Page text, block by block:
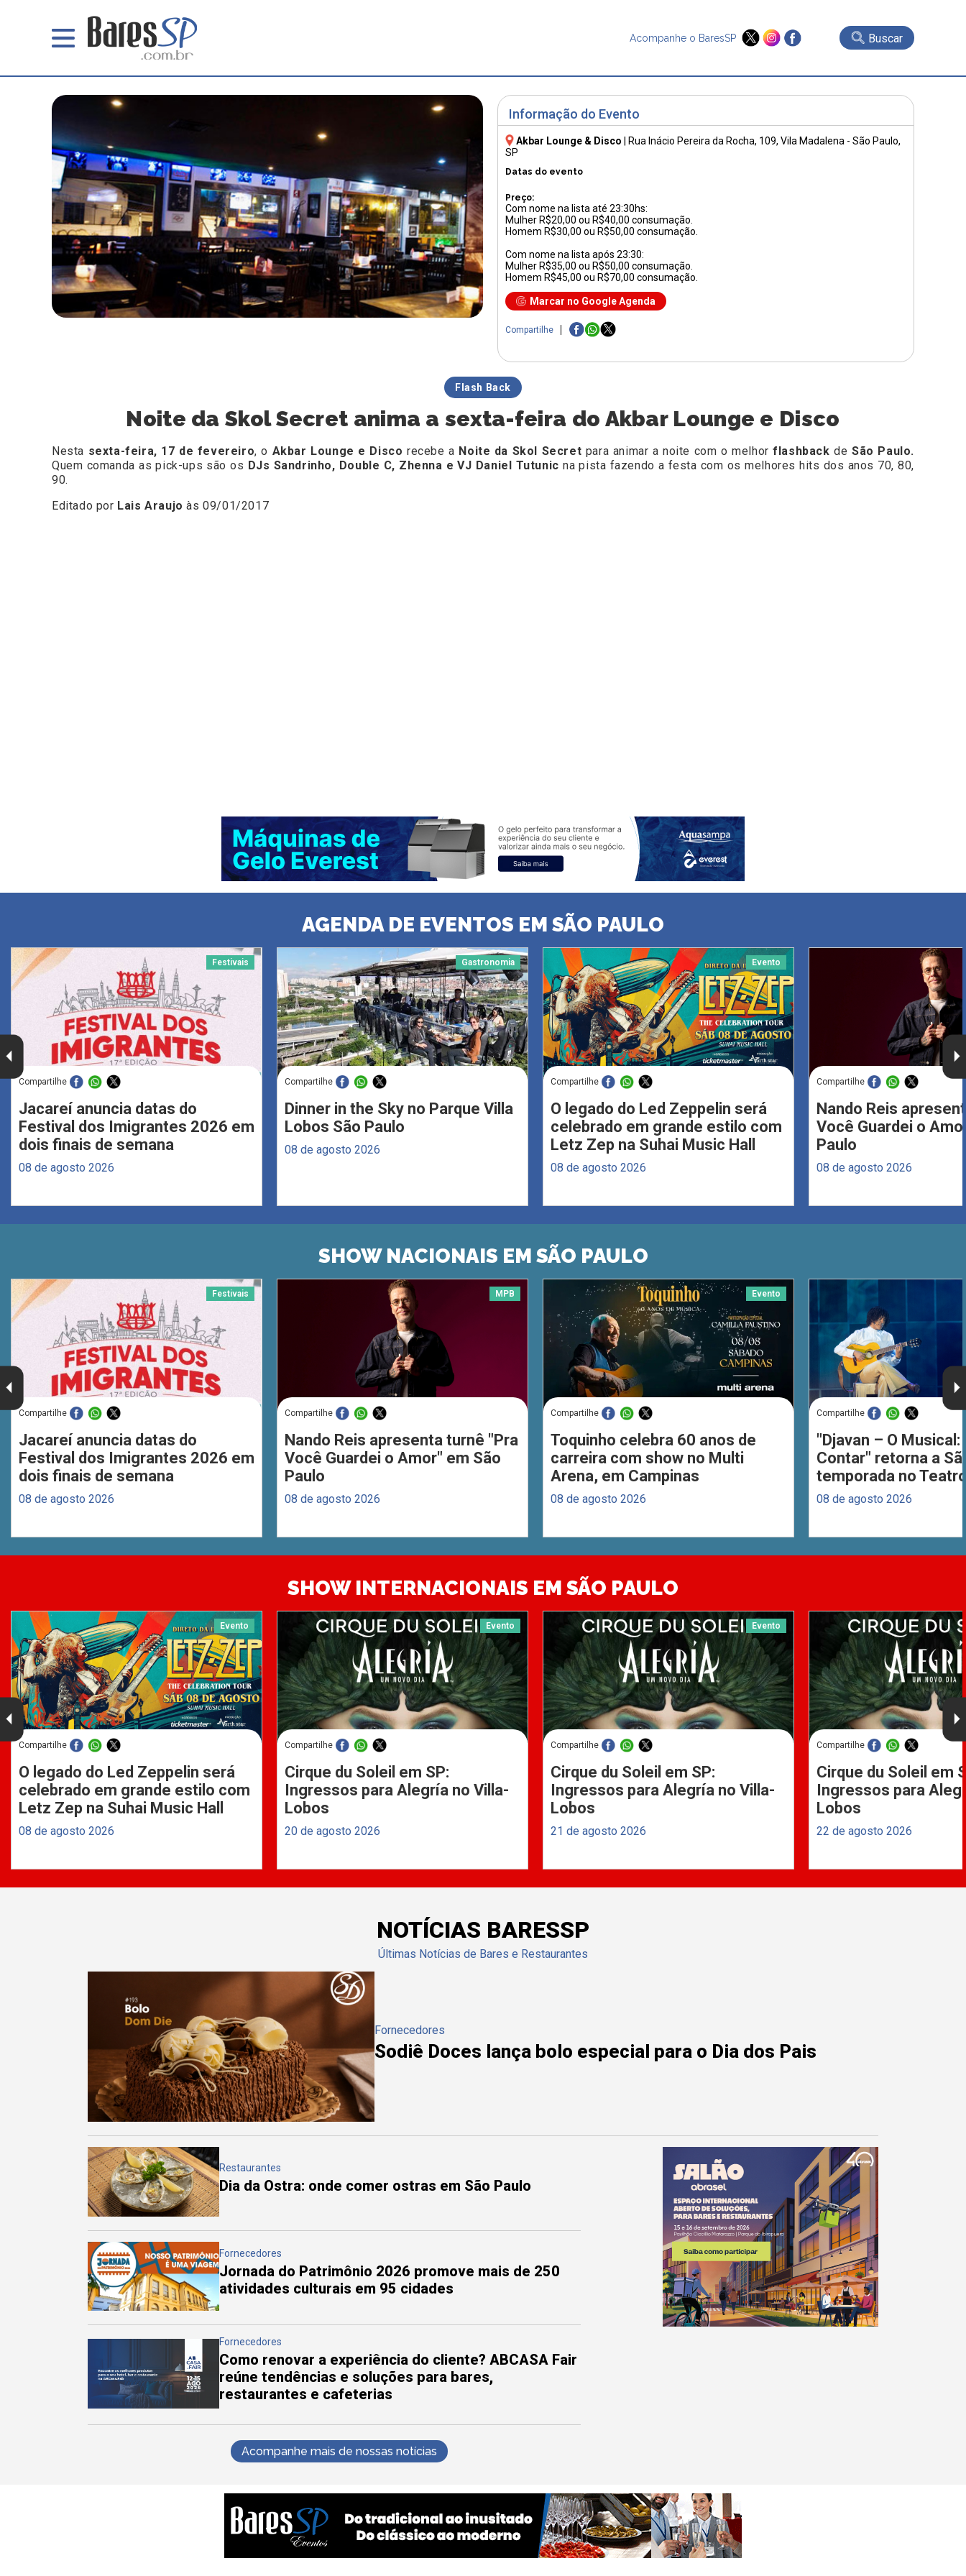
Acompanhe o BaresSP Buscar
Informação do Evento
Akbar Lounge & Disco Rua Inácio Pereira da Rocha, 109, Vila Madalena - São Paulo,
SP
Datas do evento
Preço:
Com nome na lista até 23:30hs:
Mulher R$20,00 ou R$40,00 consumação.
Homem R$30,00 ou R$50,00 consumação.
Com nome na lista após 23:30:
Mulher R$35,00 ou R$50,00 consumação.
Homem R$45,00 ou R$70,00 consumação.
Marcar no Google Agenda
Compartilhe
Flash Back
Noite da Skol Secret anima a sexta-feira do Akbar Lounge e Disco
Nesta sexta-feira, 17 de fevereiro, o Akbar Lounge e Discorecebe a Noite da Skol Secret para animar a noite com o melhorflashback deSão Paulo.
Quem comanda as pick-ups são os DJs Sandrinho, Double C, Zhenna e VJ Daniel Tutunic na pista fazendo a festa com os melhores hits dos anos 70, 80,
90.
Editado por Lais Araujo às 09/01/2017
AGENDA DE EVENTOS EM SÃO PAULO
Festivais
Compartilhe
Jacareí anuncia datas do
Festival dos Imigrantes 2026 em
dois finais de semana
08 de agosto 2026
Gastronomia
Compartilhe
Dinner in the Sky no Parque Villa
Lobos São Paulo
08 de agosto 2026
Evento
Compartilhe
O legado do Led Zeppelin será
celebrado em grande estilo com
Letz Zep na Suhai Music Hall
08 de agosto 2026
Compartilhe
Nando Reis
Você Guardei o
Paulo
08 de agosto 2026
SHOW NACIONAIS EM SÃO PAULO
Festivais
Compartilhe
Jacareí anuncia datas do
Festival dos Imigrantes 2026 em
dois finais de semana
08 de agosto 2026
MPB
Compartilhe
Nando Reis apresenta turnê "Pra
Você Guardei o Amor" em São
Paulo
08 de agosto 2026
Evento
Compartilhe
Toquinho celebra 60 anos de
carreira com show no Multi
Arena, em Campinas
08 de agosto 2026
Compartilhe
"Djavan – O Musical:
Contar" retorna a
temporada no
08 de agosto 2026
SHOW INTERNACIONAIS EM SÃO PAULO
Evento
Compartilhe
O legado do Led Zeppelin será
celebrado em grande estilo com
Letz Zep na Suhai Music Hall
08 de agosto 2026
Evento
Compartilhe
Cirque du Soleil em SP:
Ingressos para Alegría no Villa-
Lobos
20 de agosto 2026
Evento
Compartilhe
Cirque du Soleil em SP:
Ingressos para Alegría no Villa-
Lobos
21 de agosto 2026
Compartilhe
Cirque du Soleil em
Ingressos para
Lobos
22 de agosto 2026
NOTÍCIAS BARESSP
Últimas Notícias de Bares e Restaurantes
Fornecedores
Sodiê Doces lança bolo especial para o Dia dos Pais
Restaurantes
Dia da Ostra: onde comer ostras em São Paulo
Fornecedores
Jornada do Patrimônio 2026 promove mais de 250
atividades culturais em 95 cidades
Fornecedores
Como renovar a experiência do cliente? ABCASA Fair
reúne tendências e soluções para bares,
restaurantes e cafeterias
Acompanhe mais de nossas notícias